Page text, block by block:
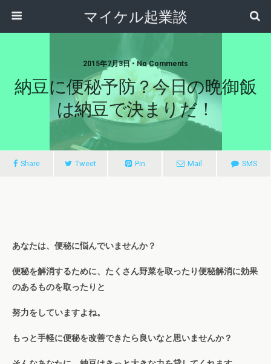
マイケル起業談
2015年7月3日 • No Comments
納豆に便秘予防？今日の晩御飯
は納豆で決まりだ！
Share Tweet Pin Mail SMS
あなたは、便秘に悩んでいませんか？
便秘を解消するために、たくさん野菜を取ったり便秘解消に効果
のあるものを取ったりと
努力をしていますよね。
もっと手軽に便秘を改善できたら良いなと思いませんか？